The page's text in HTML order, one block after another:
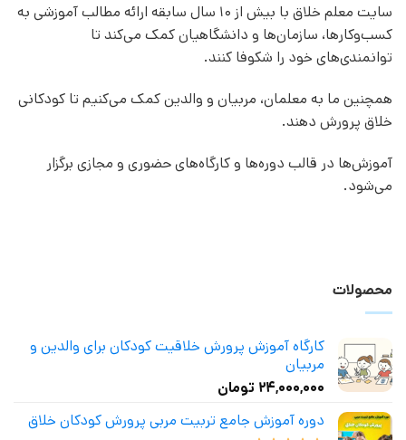
سایت معلم خلاق با بیش از 10 سال سابقه ارائه مطالب آموزشی به
کسب‌وکارها، سازمان‌ها و دانشگاهیان کمک می‌کند تا
توانمندی‌های خود را شکوفا کنند.
همچنین ما به معلمان، مربیان و والدین کمک می‌کنیم تا کودکانی
خلاق پرورش دهند.
آموزش‌ها در قالب دوره‌ها و کارگاه‌های حضوری و مجازی برگزار
می‌شود.
محصولات
کارگاه آموزش پرورش خلاقیت کودکان برای والدین و
مربیان
۲۴,۰۰۰,۰۰۰ تومان
دوره آموزش جامع تربیت مربی پرورش کودکان خلاق